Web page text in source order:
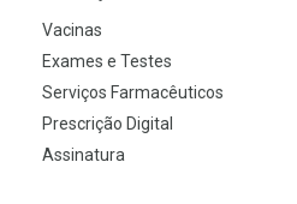
Vacinas
Exames e Testes
Serviços Farmacêuticos
Prescrição Digital
Assinatura